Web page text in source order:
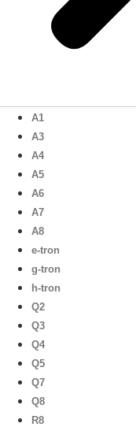
A1
A3
A4
A5
A6
A7
A8
e-tron
g-tron
h-tron
Q2
Q3
Q4
Q5
Q7
Q8
R8